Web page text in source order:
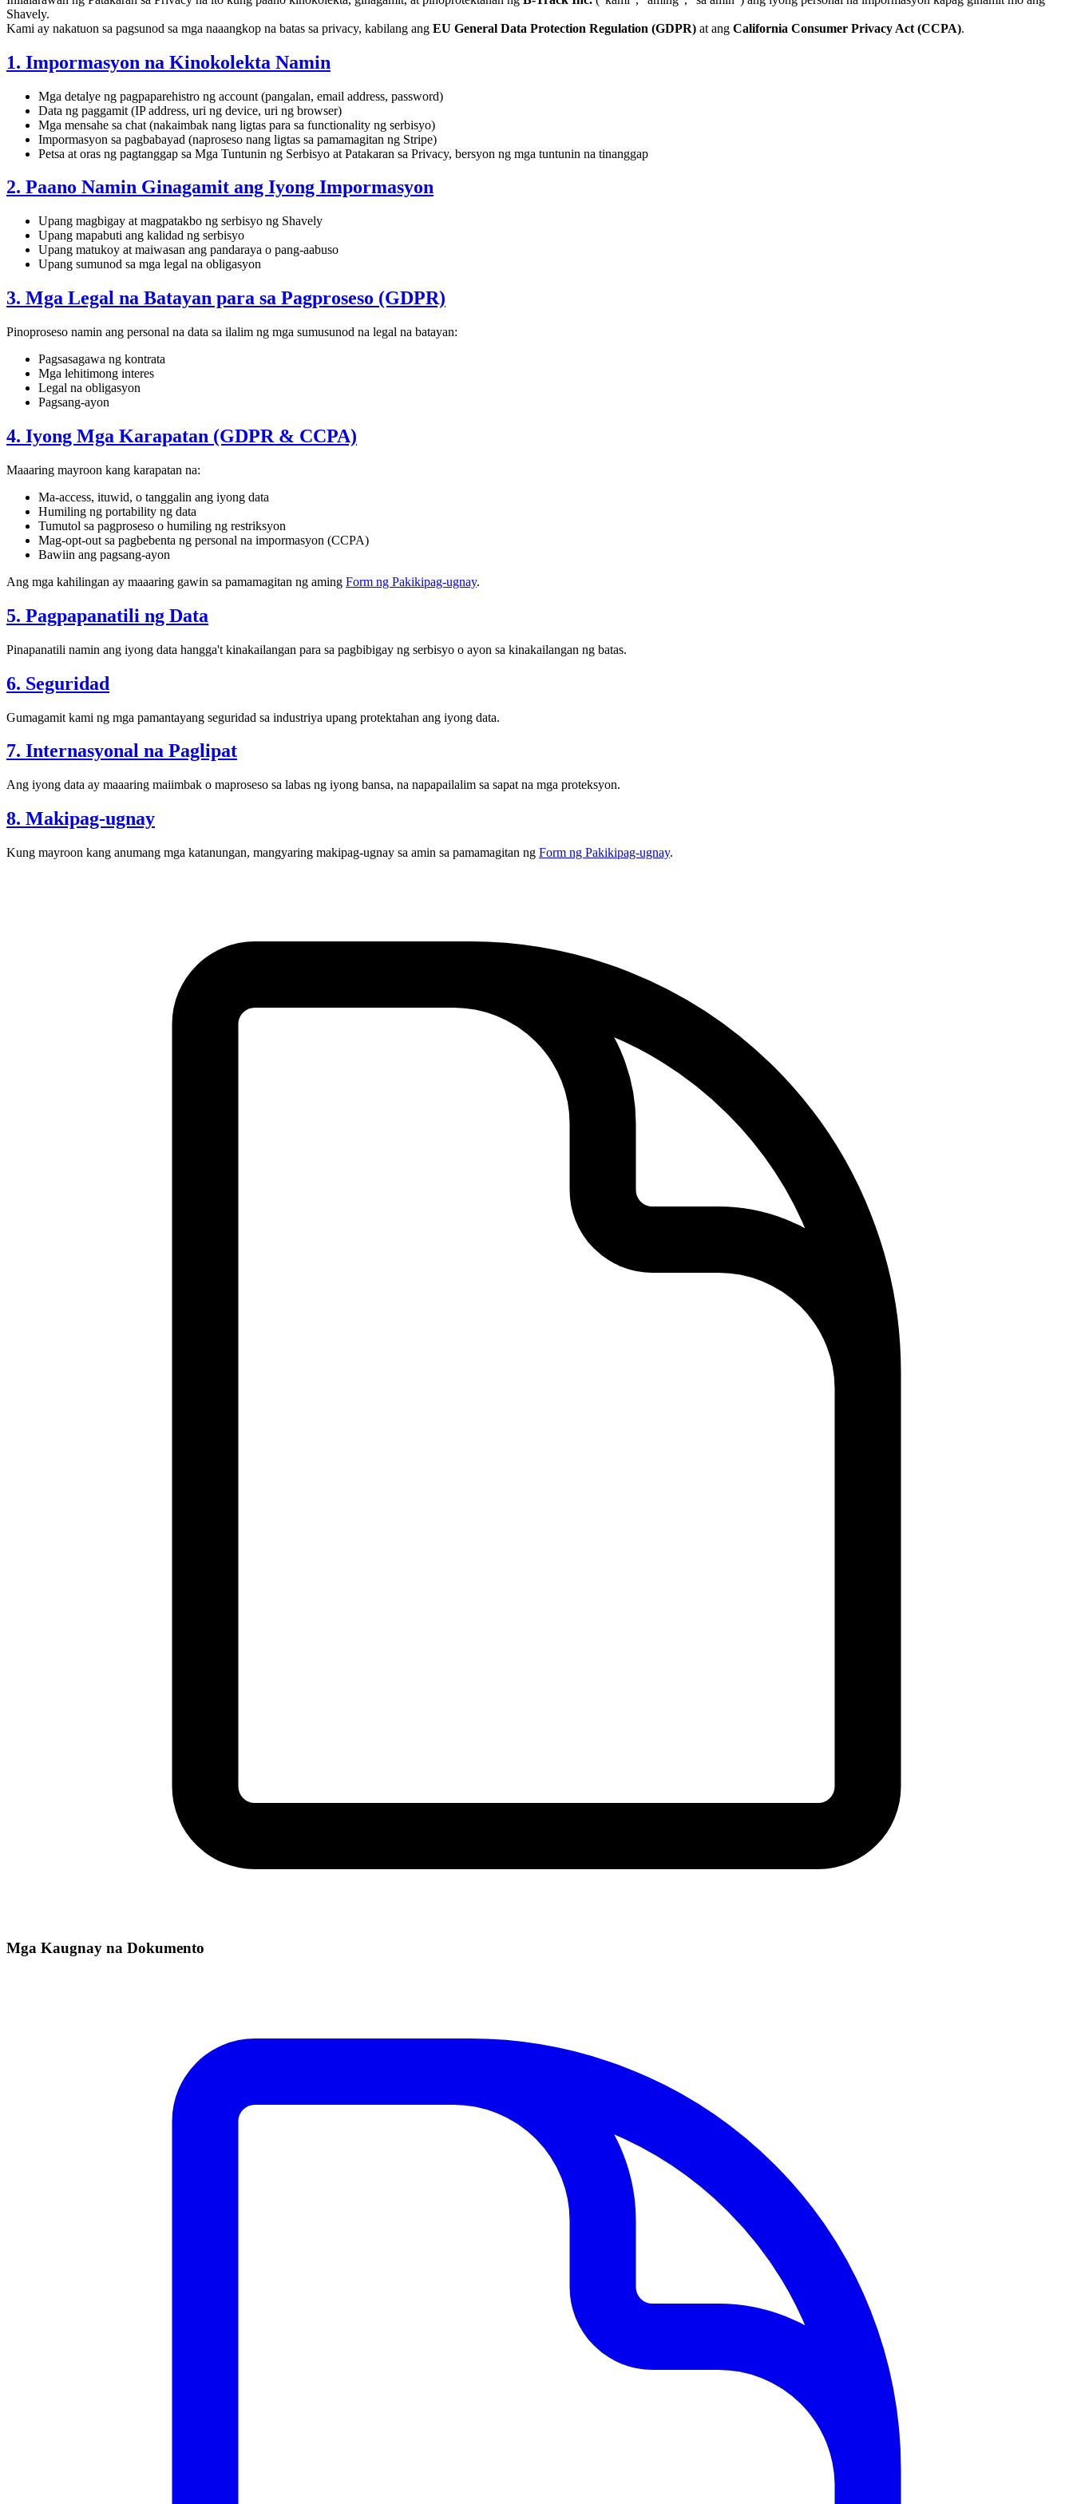
Shavely.
Kami ay nakatuon sa pagsunod sa mga naaangkop na batas sa privacy, kabilang ang EU General Data Protection Regulation (GDPR) at ang California Consumer Privacy Act (CCPA).
1. Impormasyon na Kinokolekta Namin
Mga detalye ng pagpaparehistro ng account (pangalan, email address, password)
Data ng paggamit (IP address, uri ng device, uri ng browser)
Mga mensahe sa chat (nakaimbak nang ligtas para sa functionality ng serbisyo)
Impormasyon sa pagbabayad (naproseso nang ligtas sa pamamagitan ng Stripe)
Petsa at oras ng pagtanggap sa Mga Tuntunin ng Serbisyo at Patakaran sa Privacy, bersyon ng mga tuntunin na tinanggap
2. Paano Namin Ginagamit ang Iyong Impormasyon
Upang magbigay at magpatakbo ng serbisyo ng Shavely
Upang mapabuti ang kalidad ng serbisyo
Upang matukoy at maiwasan ang pandaraya o pang-aabuso
Upang sumunod sa mga legal na obligasyon
3. Mga Legal na Batayan para sa Pagproseso (GDPR)
Pinoproseso namin ang personal na data sa ilalim ng mga sumusunod na legal na batayan:
Pagsasagawa ng kontrata
Mga lehitimong interes
Legal na obligasyon
Pagsang-ayon
4. Iyong Mga Karapatan (GDPR & CCPA)
Maaaring mayroon kang karapatan na:
Ma-access, ituwid, o tanggalin ang iyong data
Humiling ng portability ng data
Tumutol sa pagproseso o humiling ng restriksyon
Mag-opt-out sa pagbebenta ng personal na impormasyon (CCPA)
Bawiin ang pagsang-ayon
Ang mga kahilingan ay maaaring gawin sa pamamagitan ng aming Form ng Pakikipag-ugnay.
5. Pagpapanatili ng Data
Pinapanatili namin ang iyong data hangga't kinakailangan para sa pagbibigay ng serbisyo o ayon sa kinakailangan ng batas.
6. Seguridad
Gumagamit kami ng mga pamantayang seguridad sa industriya upang protektahan ang iyong data.
7. Internasyonal na Paglipat
Ang iyong data ay maaaring maiimbak o maproseso sa labas ng iyong bansa, na napapailalim sa sapat na mga proteksyon.
8. Makipag-ugnay
Kung mayroon kang anumang mga katanungan, mangyaring makipag-ugnay sa amin sa pamamagitan ng Form ng Pakikipag-ugnay.
Mga Kaugnay na Dokumento